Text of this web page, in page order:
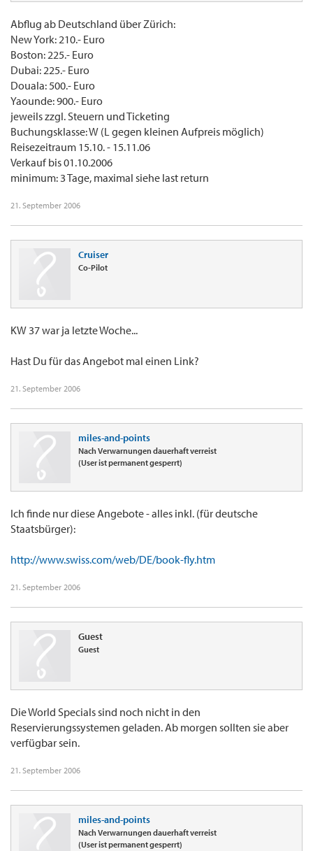
Abflug ab Deutschland über Zürich:
New York: 210.- Euro
Boston: 225.- Euro
Dubai: 225.- Euro
Douala: 500.- Euro
Yaounde: 900.- Euro
jeweils zzgl. Steuern und Ticketing
Buchungsklasse: W (L gegen kleinen Aufpreis möglich)
Reisezeitraum 15.10. - 15.11.06
Verkauf bis 01.10.2006
minimum: 3 Tage, maximal siehe last return
21. September 2006
Cruiser
Co-Pilot
KW 37 war ja letzte Woche...
Hast Du für das Angebot mal einen Link?
21. September 2006
miles-and-points
Nach Verwarnungen dauerhaft verreist
(User ist permanent gesperrt)
Ich finde nur diese Angebote - alles inkl. (für deutsche
Staatsbürger):
http://www.swiss.com/web/DE/book-fly.htm
21. September 2006
Guest
Guest
Die World Specials sind noch nicht in den
Reservierungssystemen geladen. Ab morgen sollten sie aber
verfügbar sein.
21. September 2006
miles-and-points
Nach Verwarnungen dauerhaft verreist
(User ist permanent gesperrt)